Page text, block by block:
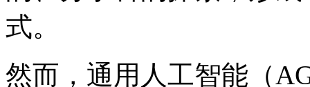
式。
然而，通用人工智能（